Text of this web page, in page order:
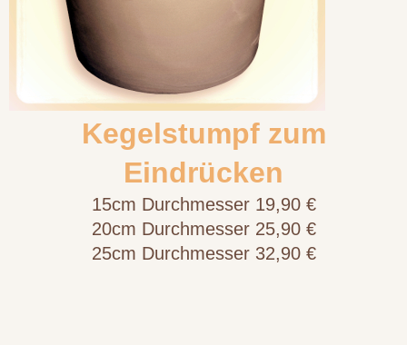
Kegelstumpf zum
Eindrücken
15cm Durchmesser 19,90 €
20cm Durchmesser 25,90 €
25cm Durchmesser 32,90 €